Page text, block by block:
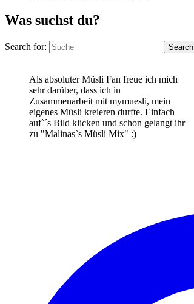
Was suchst du?
Search for: Search
Als absoluter Müsli Fan freue ich mich
sehr darüber, dass ich in
Zusammenarbeit mit mymuesli, mein
eigenes Müsli kreieren durfte. Einfach
auf`´s Bild klicken und schon gelangt ihr
zu "Malinas`s Müsli Mix" :)